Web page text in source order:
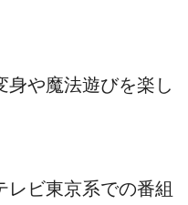
身や魔法遊びを楽し
レビ東京系での番組